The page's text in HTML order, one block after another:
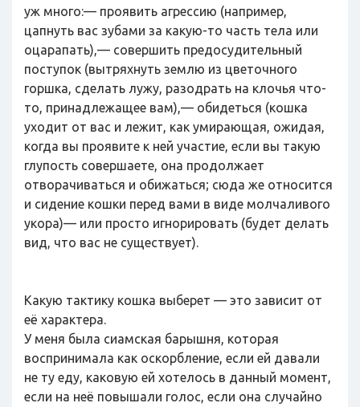
уж много:— проявить агрессию (например,
цапнуть вас зубами за какую-то часть тела или
оцарапать),— совершить предосудительный
поступок (вытряхнуть землю из цветочного
горшка, сделать лужу, разодрать на клочья что-
то, принадлежащее вам),— обидеться (кошка
уходит от вас и лежит, как умирающая, ожидая,
когда вы проявите к ней участие, если вы такую
глупость совершаете, она продолжает
отворачиваться и обижаться; сюда же относится
и сидение кошки перед вами в виде молчаливого
укора)— или просто игнорировать (будет делать
вид, что вас не существует).
Какую тактику кошка выберет — это зависит от
её характера.
У меня была сиамская барышня, которая
воспринимала как оскорбление, если ей давали
не ту еду, каковую ей хотелось в данный момент,
если на неё повышали голос, если она случайно